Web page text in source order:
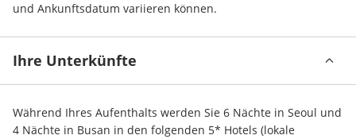
und Ankunftsdatum variieren können.
Ihre Unterkünfte
Während Ihres Aufenthalts werden Sie 6 Nächte in Seoul und
4 Nächte in Busan in den folgenden 5* Hotels (lokale